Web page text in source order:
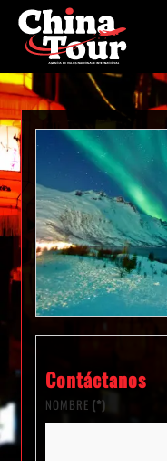
Contáctanos
NOMBRE (*)